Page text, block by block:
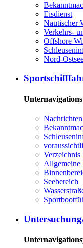
Eisdienst
Nautischer
Verkehrs-
Offshore
Nord-
Verzeichnis
Allgemeine
Seebereich